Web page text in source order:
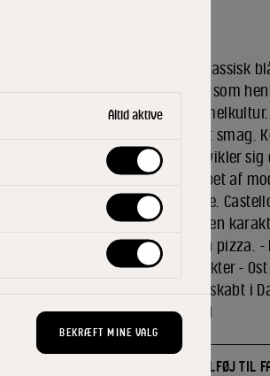
Castello® Danablu er en klassisk
kraftig og udfordrende og som
karakter fra den blå
letsaltet, pikant og krydret smag.
lidt smuldrende. Osten udvikler
til cremet og smørbar i løbet af
dannes der en let frugttone.
ost på det mørke brød og en
salaten og som drys på en pizza.
stærk smag og skarp karakter -
lidt smuldrende - Kreativt skabt i
tapas, dessert og ostebord
TILFØJ TIL
Altid aktive
BEKRÆFT MINE VALG